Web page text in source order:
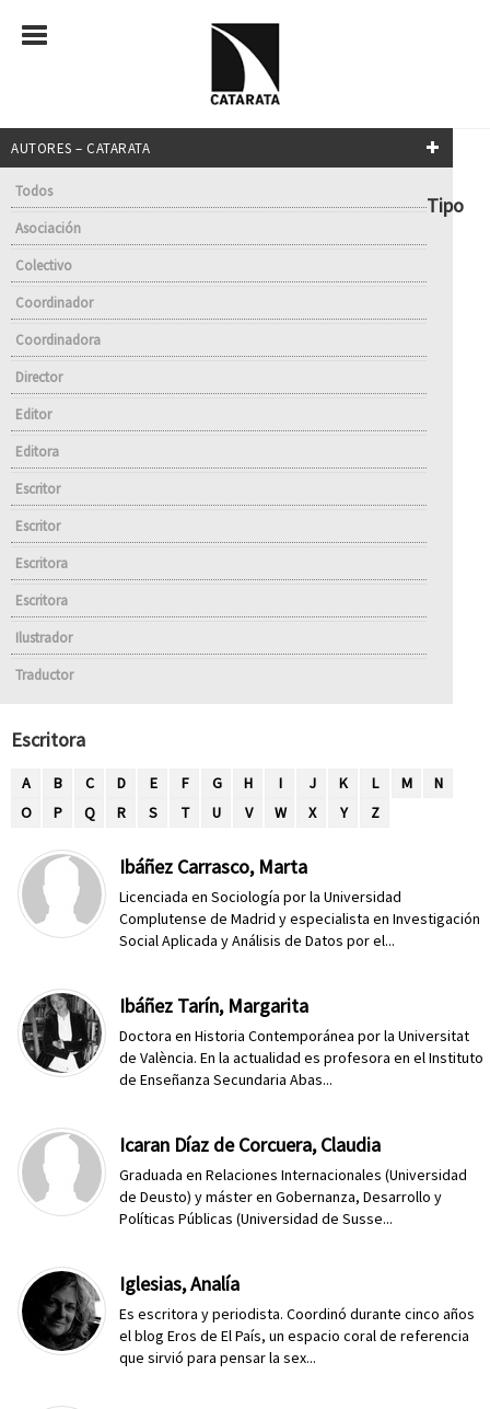
AUTORES – CATARATA
Todos
Asociación
Colectivo
Coordinador
Coordinadora
Director
Editor
Editora
Escritor
Escritor
Escritora
Escritora
Ilustrador
Traductor
Tipo
Escritora
A B C D E F G H I J K L M
N
O
P Q R S T U V W X Y Z
Ibáñez Carrasco, Marta
Licenciada en Sociología por la Universidad
Complutense de Madrid y especialista en Investigación
Social Aplicada y Análisis de Datos por el...
Ibáñez Tarín, Margarita
Doctora en Historia Contemporánea por la Universitat
de València. En la actualidad es profesora en el Instituto
de Enseñanza Secundaria Abas...
Icaran Díaz de Corcuera, Claudia
Graduada en Relaciones Internacionales (Universidad
de Deusto) y máster en Gobernanza, Desarrollo y
Políticas Públicas (Universidad de Susse...
Iglesias, Analía
Es escritora y periodista. Coordinó durante cinco años
el blog Eros de El País, un espacio coral de referencia
que sirvió para pensar la sex...